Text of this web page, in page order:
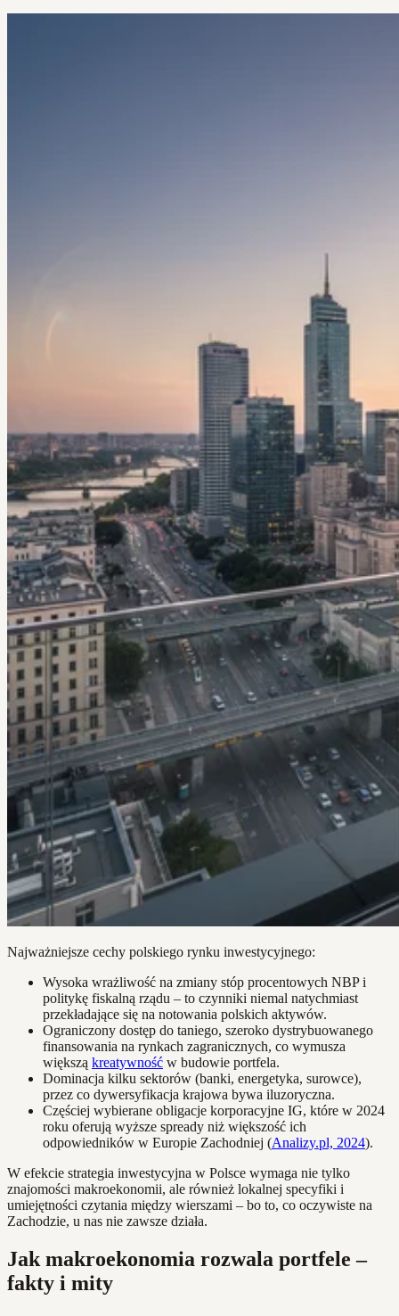
Najważniejsze cechy polskiego rynku inwestycyjnego:
Wysoka wrażliwość na zmiany stóp procentowych NBP i
politykę fiskalną rządu – to czynniki niemal natychmiast
przekładające się na notowania polskich aktywów.
Ograniczony dostęp do taniego, szeroko dystrybuowanego
finansowania na rynkach zagranicznych, co wymusza
większą kreatywność w budowie portfela.
Dominacja kilku sektorów (banki, energetyka, surowce),
przez co dywersyfikacja krajowa bywa iluzoryczna.
Częściej wybierane obligacje korporacyjne IG, które w 2024
roku oferują wyższe spready niż większość ich
odpowiedników w Europie Zachodniej (Analizy.pl, 2024).
W efekcie strategia inwestycyjna w Polsce wymaga nie tylko
znajomości makroekonomii, ale również lokalnej specyfiki i
umiejętności czytania między wierszami – bo to, co oczywiste na
Zachodzie, u nas nie zawsze działa.
Jak makroekonomia rozwala portfele –
fakty i mity